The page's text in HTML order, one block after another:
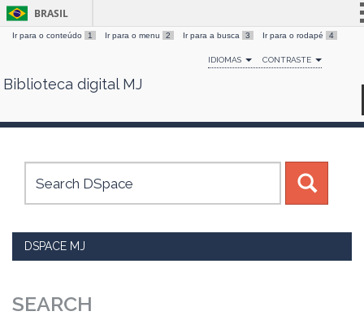
Skip
BRASIL
Simplifique!
Comunica BR
Canais
Ir para o conteúdo 1 Ir para o menu 2 Ir para a busca 3 Ir para o rodapé 4
IDIOMAS CONTRASTE
Biblioteca digital MJ
DSPACE MJ
SEARCH